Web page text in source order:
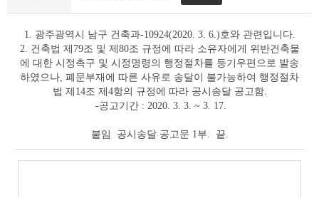
블
1. 광주광역시 남구 건축과-10924(2020. 3. 6.)호와 관련입니다.
2. 건축법 제79조 및 제80조 규정에 따라 소유자에게 위반건축물
에 대한 시정촉구 및 시정명령의 행정절차를 등기우편으로 발송
하였으나, 폐문부재에 따른 사유로 송달이 불가능하여 행정절차
법 제14조 제4항의 규정에 따라 공시송달 공고함.
-공고기간 : 2020. 3. 3. ~ 3. 17.
붙임 공시송달 공고문 1부. 끝.